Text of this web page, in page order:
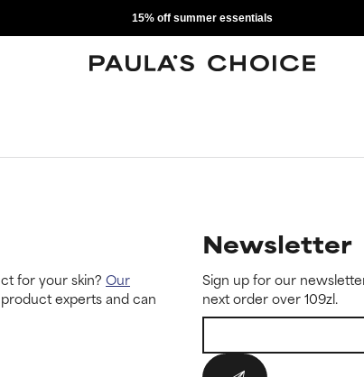
15% off summer essentials
for your skin? Our
experts and can
Newsletter
Sign up for our
next order over 109zl.